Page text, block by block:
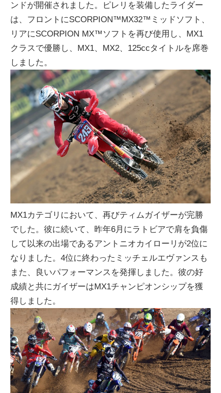
ンドが開催されました。ピレリを装備したライダー
は、フロントにSCORPION™MX32™ミッドソフト、
リアにSCORPION MX™ソ​​フトを再び使用し、MX1
クラスで優勝し、MX1、MX2、125ccタイトルを席巻
しました。
MX1カテゴリにおいて、再びティムガイザーが完勝
でした。彼に続いて、昨年6月にラトビアで肩を負傷
して以来の出場であるアントニオカイローリが2位に
なりました。4位に終わったミッチェルエヴァンスも
また、良いパフォーマンスを発揮しました。彼の好
成績と共にガイザーはMX1チャンピオンシップを獲
得しました。